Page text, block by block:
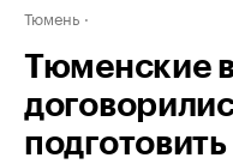
Тюмень
Тюменские